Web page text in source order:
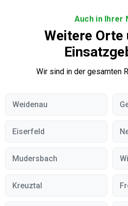
Auch in Ihrer
Weitere Orte
Wir sind in der gesamten
Weidenau
Eiserfeld
Mudersbach
Kreuztal